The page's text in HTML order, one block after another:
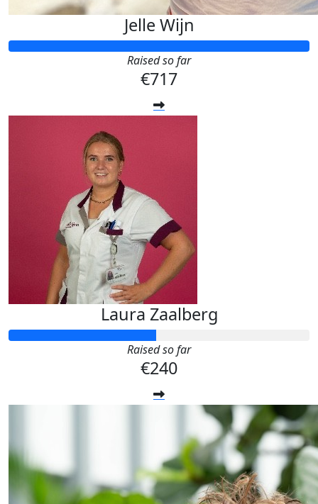
Jelle Wijn
Raised so far
€717
Laura Zaalberg
Raised so far
€240